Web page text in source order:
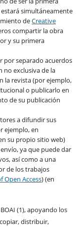
simultáneamente
deCreative
compartir la obra
y su primera
por separado acuerdos
no exclusiva de la
la revista (por ejemplo,
o publicarlo en
de su publicación
a difundir sus
ejemplo, en
su propio sitio web)
ya que puede dar
así como a una
de los trabajos
Open Access) (en
(1), apoyando los
distribuir,